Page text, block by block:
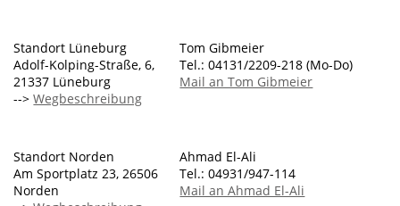
Standort Lüneburg
Adolf-Kolping-Straße, 6,
21337 Lüneburg
-->Wegbeschreibung
Tom Gibmeier
Tel.: 04131/2209-218 (Mo-Do)
Mail an Tom Gibmeier
Standort Norden
Am Sportplatz 23, 26506
Norden
Ahmad El-Ali
Tel.: 04931/947-114
Mail an Ahmad El-Ali